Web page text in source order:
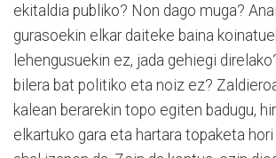
ekitaldia publiko? Non dago muga?
gurasoekin elkar daiteke baina
lehengusuekin ez, jada gehiegi
bilera bat politiko eta noiz ez?
kalean berarekin topo egiten badugu,
elkartuko gara eta hartara topaketa